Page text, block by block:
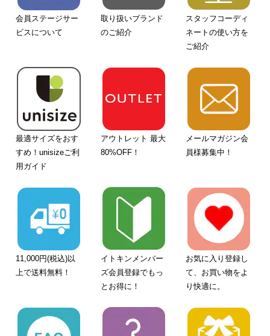
会員ステージサー
ビスについて
取り扱いブランド
のご紹介
スタッフコーディ
ネートの使い方を
ご紹介
最適サイズをおす
すめ！unisizeご利
用ガイド
アウトレット 最大
80%OFF！
メールマガジン会
員様募集中！
11,000円(税込)以
上で送料無料！
イトキンメンバー
ズ会員登録でもっ
とお得に！
お気に入り登録し
て、お買い物をよ
り快適に。